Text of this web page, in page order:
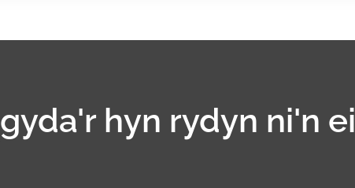
gyda'r hyn rydyn ni'n ei